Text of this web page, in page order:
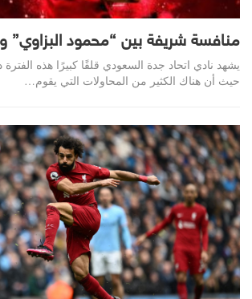
منافسة شريفة بين “محمود
يشهد نادي اتحاد جدة السعودي قلقًا كبيرًا هذه الفترة
حيث أن هناك الكثير من المحاولات التي يقوم…